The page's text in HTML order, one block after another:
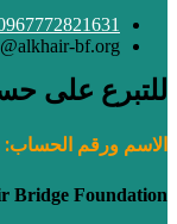
bf.org
للتبرع على
الاسم ورقم الحساب:
Bridge Foundation